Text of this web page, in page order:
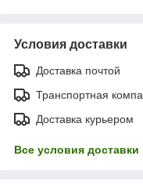
Условия доставки
Доставка почтой
Транспортная
Доставка курьером
Все условия доставки